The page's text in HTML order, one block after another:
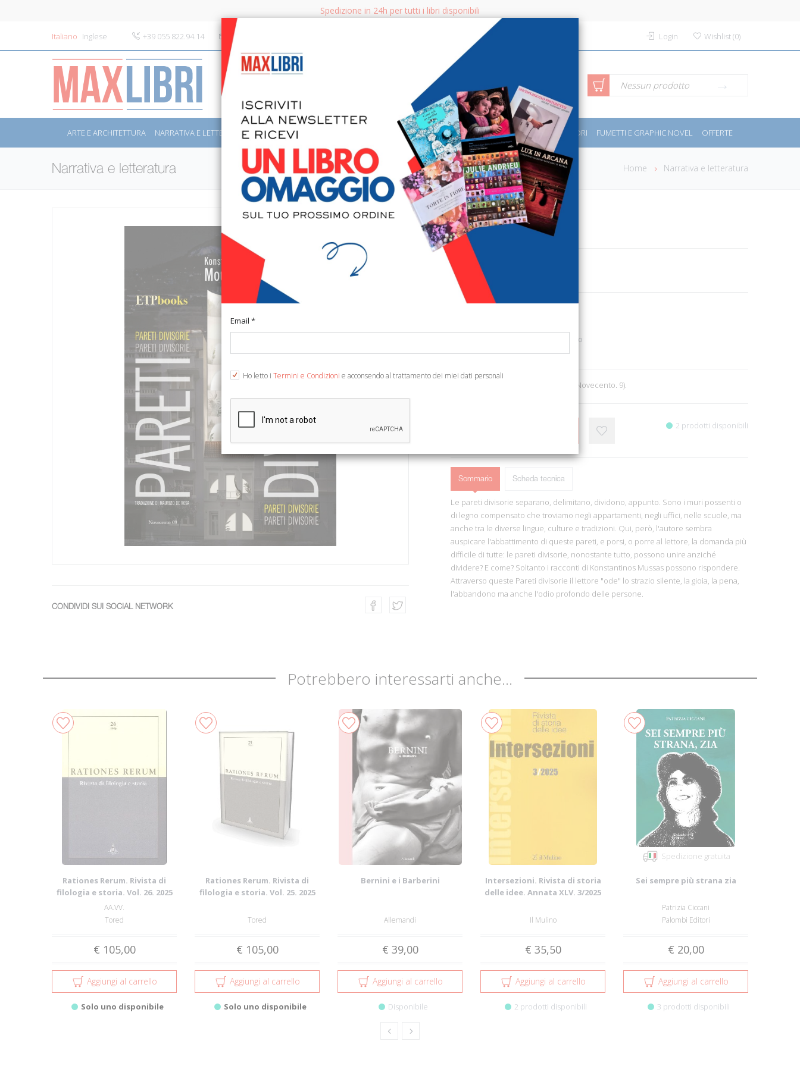
Spedizione in 24h per tutti i libri disponibili
Italiano Inglese +39 055 822.94.14 info@maxlibri.it Login Wishlist(0)
CERCA Ricerca avanzata Nessun prodotto
ARTE E ARCHITETTURA NARRATIVA E LETTERATURA SAGGISTICA LIBRI PER BAMBINI E RAGAZZI MANUALI - GUIDE - CORSI SPORT E MOTORI FUMETTI E GRAPHIC NOVEL OFFERTE
Narrativa e letteratura Home Narrativa e letteratura
CONDIVIDI SUI SOCIAL NETWORK
Pareti Divisorie
€ 14,00
Classici - Poesia - Teatro
Ean13: 9786185329747
Atene, 2022; br., pp. 100, cm 14x21. (Novecento. 9).
2 prodotti disponibili
Sommario Scheda tecnica
Le pareti divisorie separano, delimitano, dividono, appunto. Sono i muri possenti o
di legno compensato che troviamo negli appartamenti, negli uffici, nelle scuole, ma
anche tra le diverse lingue, culture e tradizioni. Qui, però, l'autore sembra
auspicare l'abbattimento di queste pareti, e porsi, o porre al lettore, la domanda più
difficile di tutte: le pareti divisorie, nonostante tutto, possono unire anziché
dividere? E come? Soltanto i racconti di Konstantinos Mussas possono rispondere.
Attraverso queste Pareti divisorie il lettore "ode" lo strazio silente, la gioia, la pena,
l'abbandono ma anche l'odio profondo delle persone.
Potrebbero interessarti anche...
Rationes Rerum. Rivista di
filologia e storia. Vol. 26. 2025
AA.VV.
Tored
€ 105,00
Aggiungi al carrello
Solo uno disponibile
Rationes Rerum. Rivista di
filologia e storia. Vol. 25. 2025
Tored
€ 105,00
Aggiungi al carrello
Solo uno disponibile
Bernini e i Barberini
Allemandi
€ 39,00
Aggiungi al carrello
Disponibile
Intersezioni. Rivista di storia
delle idee. Annata XLV. 3/2025
Il Mulino
€ 35,50
Aggiungi al carrello
2 prodotti disponibili
Spedizione gratuita
Sei sempre più strana zia
Patrizia Ciccani
Palombi Editori
€ 20,00
Aggiungi al carrello
3 prodotti disponibili
Email *
Ho letto i Termini e Condizioni e acconsendo al trattamento dei miei dati personali